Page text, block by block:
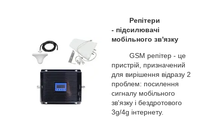
Репітери
- підсилювачі
мобільного зв'язку
GSM репітер - це
пристрій, призначений
для вирішення відразу 2
проблем: посилення
сигналу мобільного
зв'язку і бездротового
3g/4g інтернету.